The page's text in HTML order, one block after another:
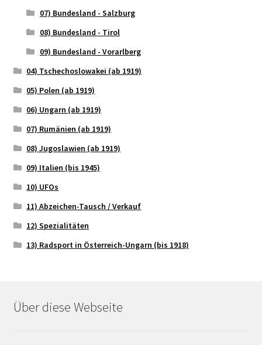
07) Bundesland - Salzburg
08) Bundesland - Tirol
09) Bundesland - Vorarlberg
04) Tschechoslowakei (ab 1919)
05) Polen (ab 1919)
06) Ungarn (ab 1919)
07) Rumänien (ab 1919)
08) Jugoslawien (ab 1919)
09) Italien (bis 1945)
10) UFOs
11) Abzeichen-Tausch / Verkauf
12) Spezialitäten
13) Radsport in Österreich-Ungarn (bis 1918)
Über diese Webseite